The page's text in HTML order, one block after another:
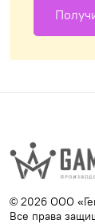
© 2026 ООО
Все права